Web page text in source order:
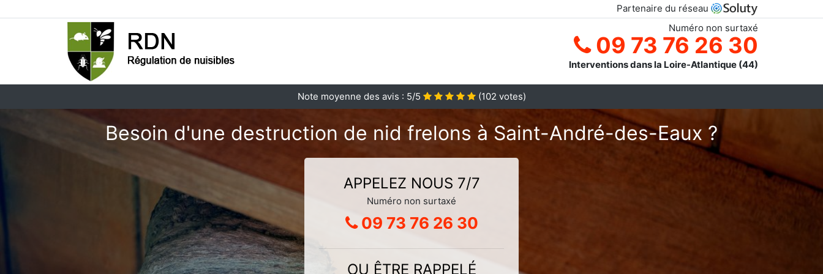
Partenaire du réseau
Numéro non surtaxé
09 73 76 26 30
Interventions dans la Loire-Atlantique (44)
Note moyenne des avis : 5/5 (102 votes)
Besoin d'une destruction de nid frelons à Saint-André-des-Eaux ?
APPELEZ NOUS 7/7
Numéro non surtaxé
09 73 76 26 30
OU ÊTRE RAPPELÉ